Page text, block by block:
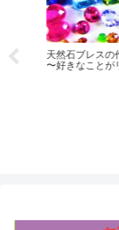
天然石ブレスの作
〜好きなことがリ